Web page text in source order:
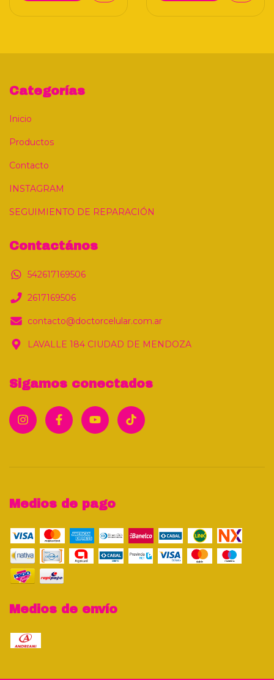
Categorías
Inicio
Productos
Contacto
INSTAGRAM
SEGUIMIENTO DE REPARACIÓN
Contactános
542617169506
2617169506
contacto@doctorcelular.com.ar
LAVALLE 184 CIUDAD DE MENDOZA
Sigamos conectados
Medios de pago
Medios de envío